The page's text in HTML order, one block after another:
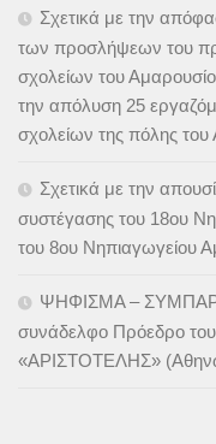
Σχετικά με την
των προσλήψεων του
σχολείων του
την απόλυση 25
σχολείων της πόλης
Σχετικά με την
συστέγασης του 18ου
του 8ου Νηπιαγωγείου
ΨΗΦΙΣΜΑ –
συνάδελφο Πρόεδρο
«ΑΡΙΣΤΟΤΕΛΗΣ»